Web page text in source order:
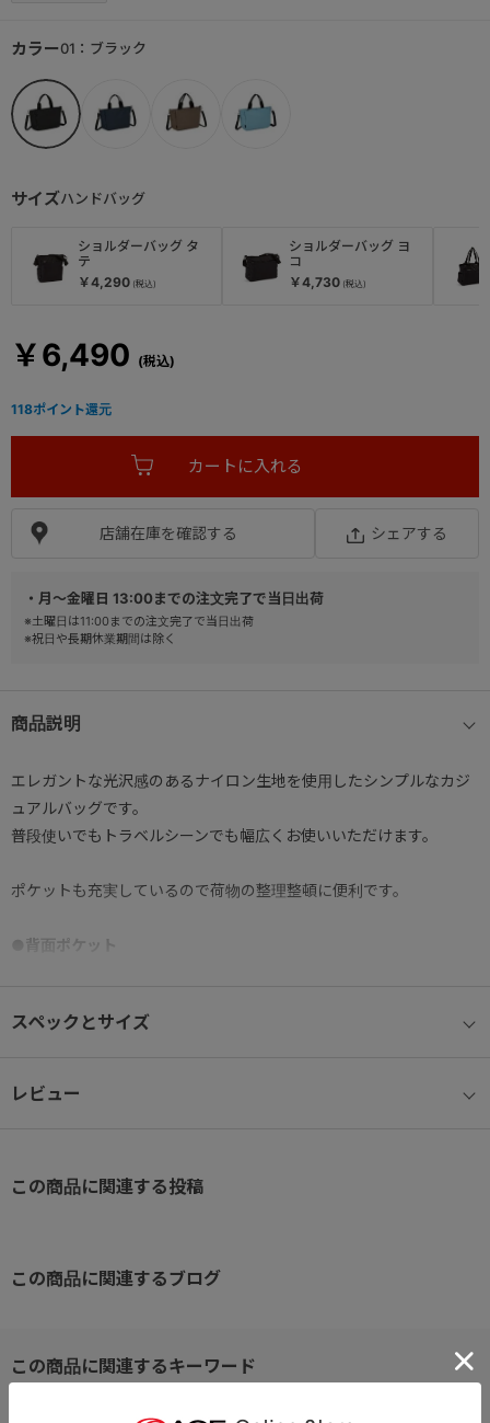
・月～金曜日 13:00までの注文完了で当日出荷
※土曜日は11:00までの注文完了で当日出荷
※祝日や長期休業期間は除く
￥6,490
商品説明
エレガントな光沢感のあるナイロン生地を使用したシンプルなカジ
ュアルバッグです。
普段使いでもトラベルシーンでも幅広くお使いいただけます。
ポケットも充実しているので荷物の整理整頓に便利です。
●背面ポケット
●前面ファスナーポケット
ン差し×１。
ュの収納に最適です。
内には整理整頓に便利なポケットを多数装備。
・前面側メッシュオープンポケット×２。
スペックとサイズ
レビュー
サイズハンドバッグ
ショルダーバッグ タ
テ
￥4,290
ショルダーバッグ ヨ
コ
￥4,730
カラー01：ブラック
店舗在庫を確認する シェアする
この商品に関連する投稿
この商品に関連するブログ
118ポイント還元